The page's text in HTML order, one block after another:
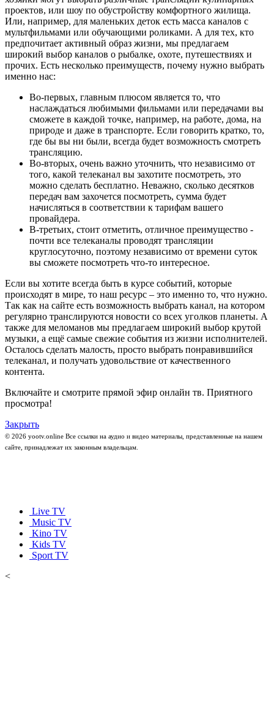
проектов, или шоу по обустройству комфортного жилища.
Или, например, для маленьких деток есть масса каналов с
мультфильмами или обучающими роликами. А для тех, кто
предпочитает активный образ жизни, мы предлагаем
широкий выбор каналов о рыбалке, охоте, путешествиях и
прочих. Есть несколько преимуществ, почему нужно выбрать
именно нас:
Во-первых, главным плюсом является то, что
наслаждаться любимыми фильмами или передачами вы
сможете в каждой точке, например, на работе, дома, на
природе и даже в транспорте. Если говорить кратко, то,
где бы вы ни были, всегда будет возможность смотреть
трансляцию.
Во-вторых, очень важно уточнить, что независимо от
того, какой телеканал вы захотите посмотреть, это
можно сделать бесплатно. Неважно, сколько десятков
передач вам захочется посмотреть, сумма будет
начисляться в соответствии к тарифам вашего
провайдера.
В-третьих, стоит отметить, отличное преимущество -
почти все телеканалы проводят трансляции
круглосуточно, поэтому независимо от времени суток
вы сможете посмотреть что-то интересное.
Если вы хотите всегда быть в курсе событий, которые
происходят в мире, то наш ресурс – это именно то, что нужно.
Так как на сайте есть возможность выбрать канал, на котором
регулярно транслируются новости со всех уголков планеты. А
также для меломанов мы предлагаем широкий выбор крутой
музыки, а ещё самые свежие события из жизни исполнителей.
Осталось сделать малость, просто выбрать понравившийся
телеканал, и получать удовольствие от качественного
контента.
Включайте и смотрите прямой эфир онлайн тв. Приятного
просмотра!
Закрыть
© 2026 yootv.online Все ссылки на аудио и видео материалы, представленные на нашем
сайте, принадлежат их законным владельцам.
Live TV
Music TV
Kino TV
Kids TV
Sport TV
<